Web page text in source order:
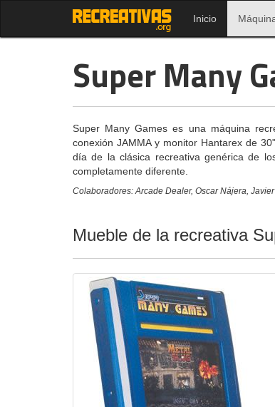
Inicio
Super Many
Super Many Games es una máquina
conexión JAMMA y monitor Hantarex de
día de la clásica recreativa genérica de
completamente diferente.
Colaboradores: Arcade Dealer, Oscar Nájera,
Mueble de la recreativa